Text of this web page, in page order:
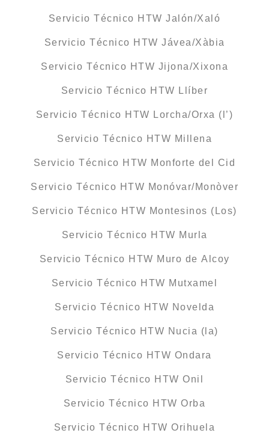
Servicio Técnico HTW Jalón/Xaló
Servicio Técnico HTW Jávea/Xàbia
Servicio Técnico HTW Jijona/Xixona
Servicio Técnico HTW Llíber
Servicio Técnico HTW Lorcha/Orxa (l’)
Servicio Técnico HTW Millena
Servicio Técnico HTW Monforte del Cid
Servicio Técnico HTW Monóvar/Monòver
Servicio Técnico HTW Montesinos (Los)
Servicio Técnico HTW Murla
Servicio Técnico HTW Muro de Alcoy
Servicio Técnico HTW Mutxamel
Servicio Técnico HTW Novelda
Servicio Técnico HTW Nucia (la)
Servicio Técnico HTW Ondara
Servicio Técnico HTW Onil
Servicio Técnico HTW Orba
Servicio Técnico HTW Orihuela